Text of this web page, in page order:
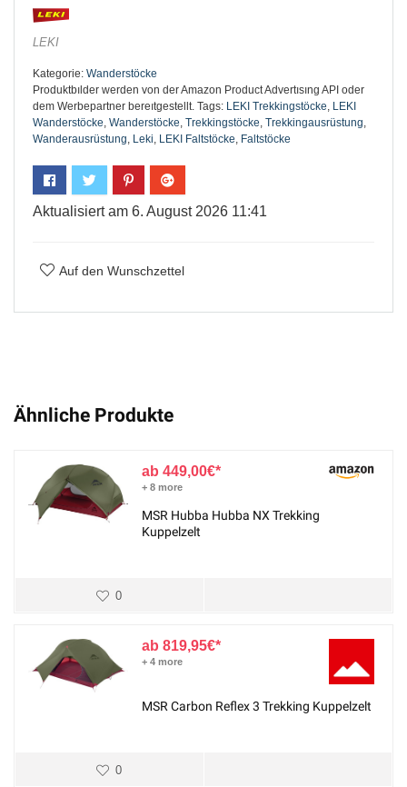
LEKI
Kategorie: Wanderstöcke
Produktbılder werden von der Amazon Product Advertısıng API oder
dem Werbepartner bereıtgestellt. Tags: LEKI Trekkingstöcke, LEKI
Wanderstöcke, Wanderstöcke, Trekkingstöcke, Trekkingausrüstung,
Wanderausrüstung, Leki, LEKI Faltstöcke, Faltstöcke
Aktualisiert am 6. August 2026 11:41
Auf den Wunschzettel
Ähnliche Produkte
449,00€
+ 8 more
MSR Hubba Hubba NX Trekking
Kuppelzelt
0
819,95€
+ 4 more
MSR Carbon Reflex 3 Trekking Kuppelzelt
0